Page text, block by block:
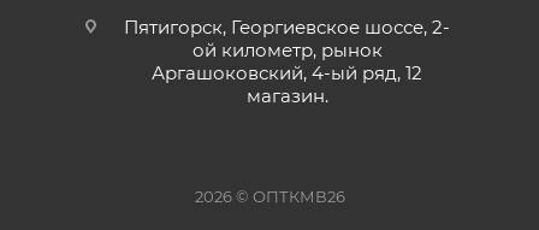
Пятигорск, Георгиевское шоссе, 2-
ой километр, рынок
Аргашоковский, 4-ый ряд, 12
магазин.
2026 © ОПТКМВ26